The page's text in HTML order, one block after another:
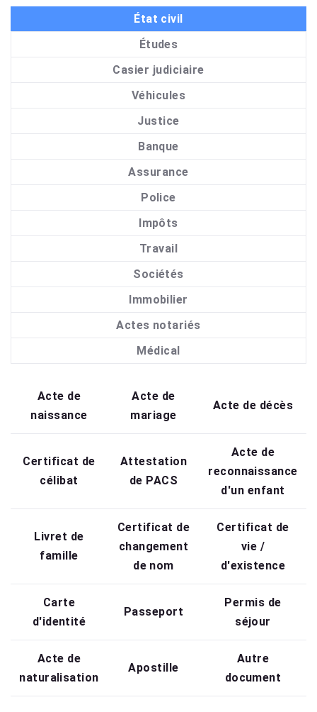
État civil
Études
Casier judiciaire
Véhicules
Justice
Banque
Assurance
Police
Impôts
Travail
Sociétés
Immobilier
Actes notariés
Médical
Acte de
naissance
Acte de
mariage
Acte de décès
Certificat de
célibat
Attestation
de PACS
Acte de
reconnaissance
d'un enfant
Livret de
famille
Certificat de
changement
de nom
Certificat de
vie /
d'existence
Carte
d'identité
Passeport
Permis de
séjour
Acte de
naturalisation
Apostille
Autre
document